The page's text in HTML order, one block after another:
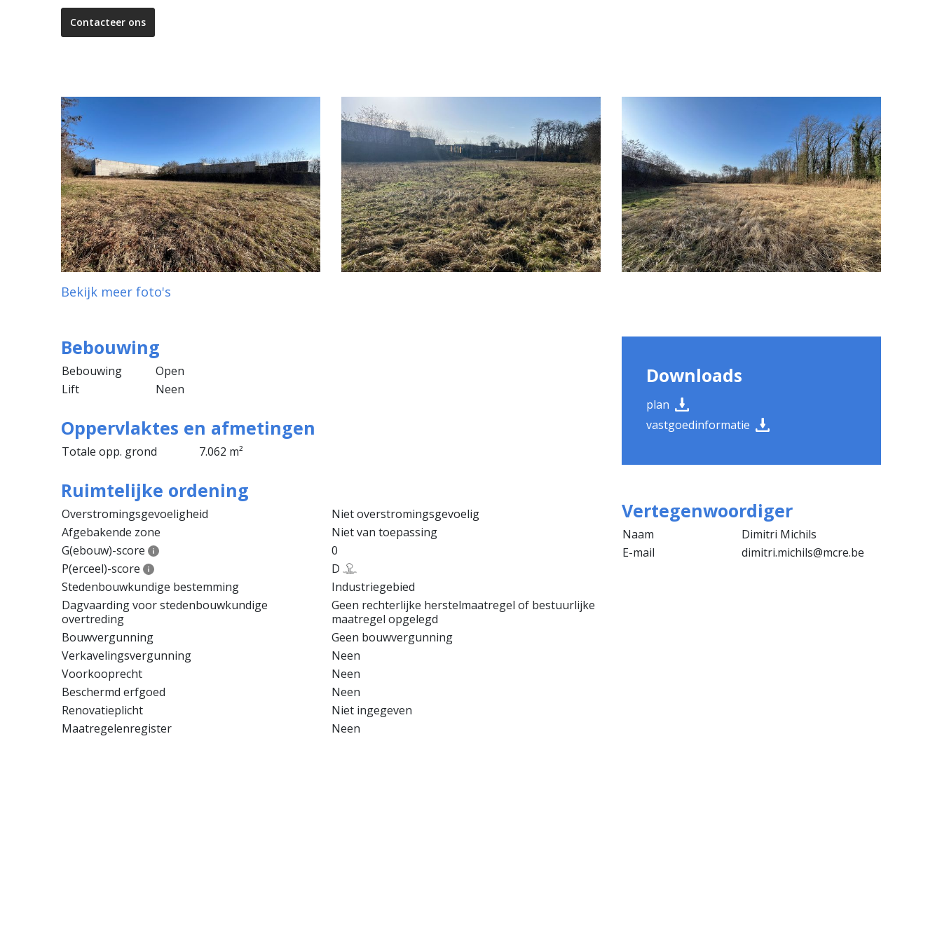
Contacteer ons
Bekijk meer foto's
Bebouwing
Bebouwing
Open
Lift
Neen
Oppervlaktes en afmetingen
Totale opp. grond 7.062 m²
Ruimtelijke ordening
Overstromingsgevoeligheid
Niet overstromingsgevoelig
Afgebakende zone
Niet van toepassing
G(ebouw)-score
0
P(erceel)-score
D
Stedenbouwkundige bestemming
Industriegebied
Dagvaarding voor stedenbouwkundige
overtreding
Geen rechterlijke herstelmaatregel of bestuurlijke
maatregel opgelegd
Bouwvergunning
Geen bouwvergunning
Verkavelingsvergunning
Neen
Voorkooprecht
Neen
Beschermd erfgoed
Neen
Renovatieplicht
Niet ingegeven
Maatregelenregister
Neen
Downloads
plan
vastgoedinformatie
Vertegenwoordiger
Naam
Dimitri Michils
E-mail
dimitri.michils@mcre.be